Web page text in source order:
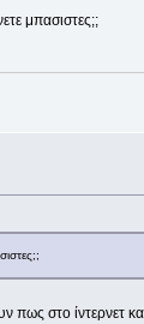
μπασιστες;;
πως στο ίντερνετ